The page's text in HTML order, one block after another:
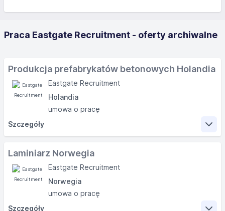
Praca Eastgate Recruitment - oferty archiwalne
Produkcja prefabrykatów betonowych Holandia
Eastgate Recruitment
Holandia
umowa o pracę
Szczegóły
Zakres obowiązków
Produkcja prefabrykowanych elementów domów w
warsztacie (płyty betonowe, itp.): ustawianie zbrojenia
według schematów technicznych w formach, odlewanie
betonu w formach
Laminiarz Norwegia
Eastgate Recruitment
Norwegia
umowa o pracę
Szczegóły